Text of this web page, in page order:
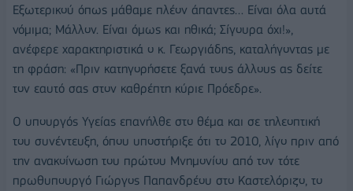
Εξωτερικού όπως μάθαμε πλέον άπαντες… Είναι όλα αυτά
νόμιμα; Μάλλον. Είναι όμως και ηθικά; Σίγουρα όχι!»,
ανέφερε χαρακτηριστικά ο κ. Γεωργιάδης, καταλήγοντας με
τη φράση: «Πριν κατηγορήσετε ξανά τους άλλους ας δείτε
τον εαυτό σας στον καθρέπτη κύριε Πρόεδρε».
Ο υπουργός Υγείας επανήλθε στο θέμα και σε τηλεοπτική
του συνέντευξη, όπου υποστήριξε ότι το 2010, λίγο πριν από
την ανακοίνωση του πρώτου Μνημονίου από τον τότε
πρωθυπουργό Γιώργος Παπανδρέου στο Καστελόριζο, το